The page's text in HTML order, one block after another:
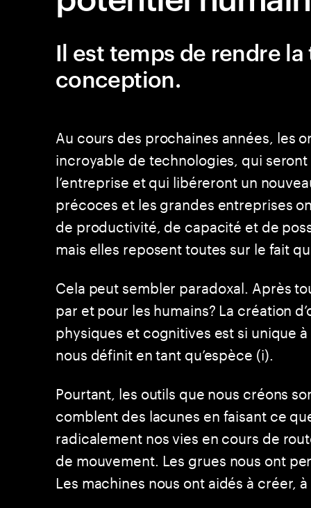
Il est temps de rendre
conception.
Au cours des prochaines années, les
incroyable de technologies, qui
l’entreprise et qui libéreront un
précoces et les grandes entreprises
de productivité, de capacité et de
mais elles reposent toutes sur le fait
Cela peut sembler paradoxal. Après
par et pour les humains? La création
physiques et cognitives est si unique
nous définit en tant qu’espèce (i).
Pourtant, les outils que nous créons
comblent des lacunes en faisant ce
radicalement nos vies en cours de
de mouvement. Les grues nous ont
Les machines nous ont aidés à créer,